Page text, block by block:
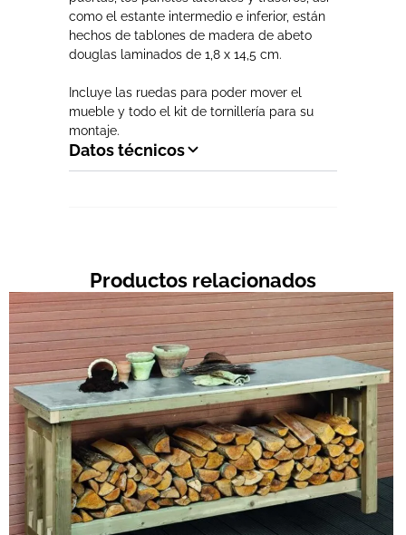
como el estante intermedio e inferior, están
hechos de tablones de madera de abeto
douglas laminados de 1,8 x 14,5 cm.
Incluye las ruedas para poder mover el
mueble y todo el kit de tornillería para su
montaje.
Datos técnicos
Productos relacionados